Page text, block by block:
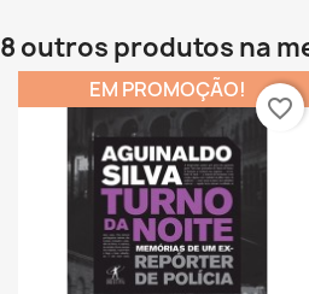
8 outros produtos na
EM PROMOÇÃO!
favorite_border